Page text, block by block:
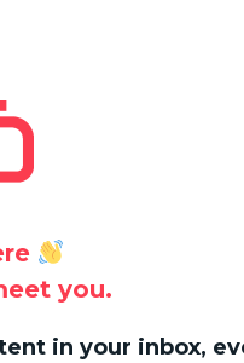
you.
in your inbox,